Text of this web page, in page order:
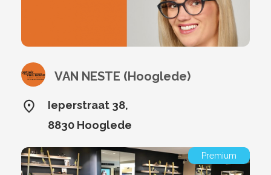
VAN NESTE (Hooglede)
Ieperstraat 38,
8830 Hooglede
Premium